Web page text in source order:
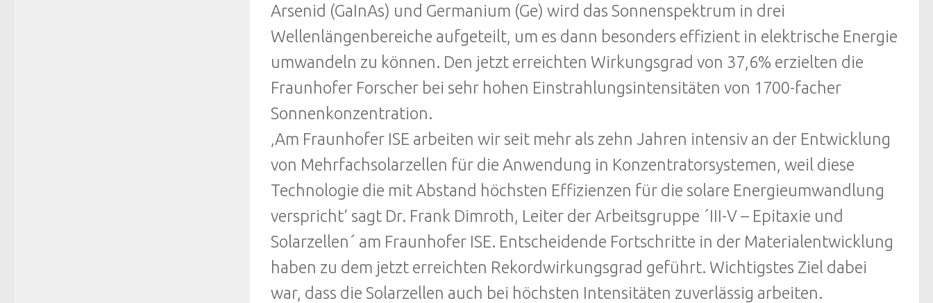
Arsenid (GaInAs) und Germanium (Ge) wird das Sonnenspektrum in drei
Wellenlängenbereiche aufgeteilt, um es dann besonders effizient in elektrische Energie
umwandeln zu können. Den jetzt erreichten Wirkungsgrad von 37,6% erzielten die
Fraunhofer Forscher bei sehr hohen Einstrahlungsintensitäten von 1700-facher
Sonnenkonzentration.
‚Am Fraunhofer ISE arbeiten wir seit mehr als zehn Jahren intensiv an der Entwicklung
von Mehrfachsolarzellen für die Anwendung in Konzentratorsystemen, weil diese
Technologie die mit Abstand höchsten Effizienzen für die solare Energieumwandlung
verspricht‘ sagt Dr. Frank Dimroth, Leiter der Arbeitsgruppe ´III-V – Epitaxie und
Solarzellen´ am Fraunhofer ISE. Entscheidende Fortschritte in der Materialentwicklung
haben zu dem jetzt erreichten Rekordwirkungsgrad geführt. Wichtigstes Ziel dabei
war, dass die Solarzellen auch bei höchsten Intensitäten zuverlässig arbeiten.